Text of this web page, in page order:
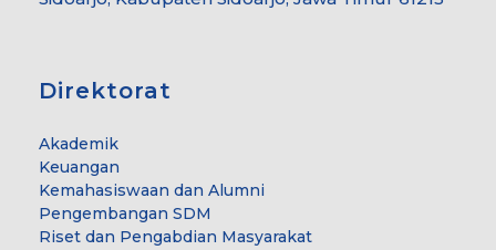
Direktorat
Akademik
Keuangan
Kemahasiswaan dan Alumni
Pengembangan SDM
Riset dan Pengabdian Masyarakat